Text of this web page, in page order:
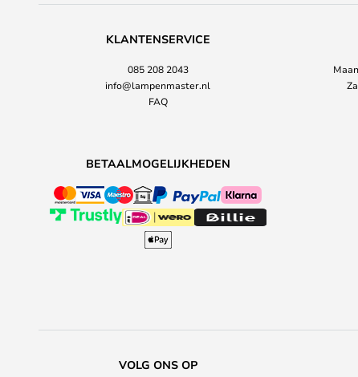
KLANTENSERVICE
085 208 2043
info@lampenmaster.nl
FAQ
BETAALMOGELIJKHEDEN
VOLG ONS OP